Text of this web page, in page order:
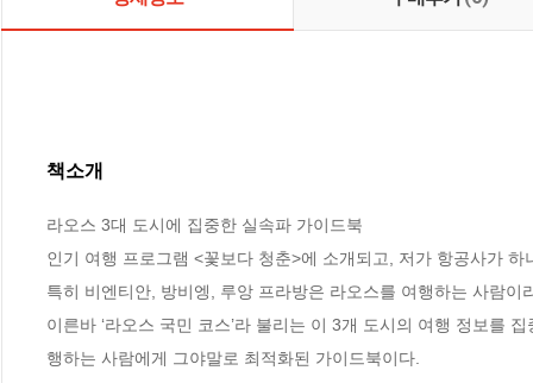
책소개
라오스 3대 도시에 집중한 실속파 가이드북
인기 여행 프로그램 <꽃보다 청춘>에 소개되고, 저가 항공사가
특히 비엔티안, 방비엥, 루앙 프라방은 라오스를 여행하는 사람이
이른바 ‘라오스 국민 코스’라 불리는 이 3개 도시의 여행 정보를
행하는 사람에게 그야말로 최적화된 가이드북이다.